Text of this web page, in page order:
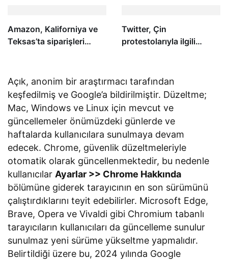
Amazon, Kaliforniya ve
Teksas’ta siparişleri
Twitter, Çin
protestolarıyla ilgili
sarsıldı
Açık, anonim bir araştırmacı tarafından
keşfedilmiş ve Google’a bildirilmiştir. Düzeltme;
Mac, Windows ve Linux için mevcut ve
güncellemeler önümüzdeki günlerde ve
haftalarda kullanıcılara sunulmaya devam
edecek. Chrome, güvenlik düzeltmeleriyle
otomatik olarak güncellenmektedir, bu nedenle
kullanıcılar Ayarlar >> Chrome Hakkında
bölümüne giderek tarayıcının en son sürümünü
çalıştırdıklarını teyit edebilirler. Microsoft Edge,
Brave, Opera ve Vivaldi gibi Chromium tabanlı
tarayıcıların kullanıcıları da güncelleme sunulur
sunulmaz yeni sürüme yükseltme yapmalıdır.
Belirtildiği üzere bu, 2024 yılında Google